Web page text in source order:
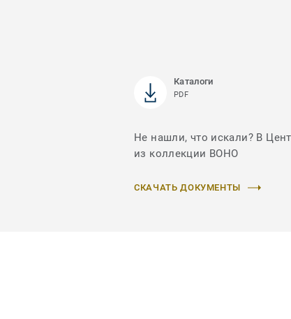
Каталоги
PDF
Не нашли, что искали? В
из коллекции BOHO
СКАЧАТЬ ДОКУМЕНТЫ